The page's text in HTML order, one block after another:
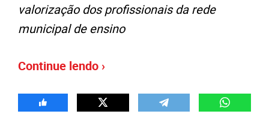
valorização dos profissionais da rede
municipal de ensino
Continue lendo ›